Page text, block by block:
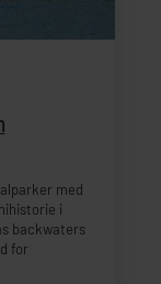
med
i
backwaters
for